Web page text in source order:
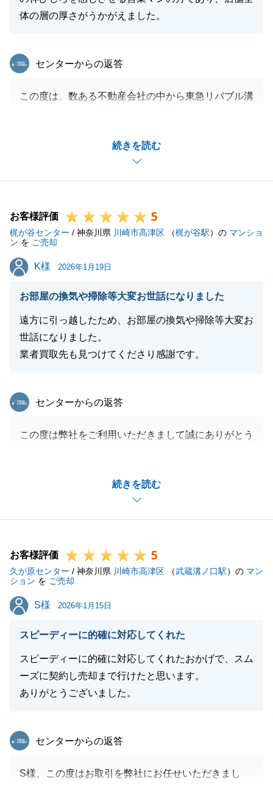
体の層の厚さがうかがえました。
続きを読む
東急リバブル
センターからの返答
この度は、数ある不動産会社の中から東急リバブル溝
心より感謝申し上げます。
「経験の少なさを熱意でカバーしていた」とのお言
葉、私自身にとって何よりの励みとなります。お客様
きることは何かを常に考え、がむしゃらに取り組んで
まいりました。その想いをご売却成立という形でお返
しできたこと、そして無事にお引越しを迎えられたこ
とを大変嬉しく思っております。
をお寄せいただいたことも、センターメンバー全員の
大きな自信となりました。
不動産仲介は、担当者の情熱はもちろん、店舗全体の
バックアップ体制が不可欠です。お客様に「層の厚
ております。
よう、これからも一歩ずつ研鑽を積み、より多くのお
今後とも、不動産のことに限らず何かお困りごとがご
立ち寄りください。
ます。
お客様評価 5
梶が谷センター / 神奈川県 川崎市高津区 （梶が谷駅）の マンショ
ン を ご売却
K様
K様 2026年1月19日
お部屋の換気や掃除等大変お世話になりました
遠方に引っ越したため、お部屋の換気や掃除等大変お
世話になりました。
業者買取先も見つけてくださり感謝です。
続きを読む
東急リバブル
センターからの返答
この度は弊社をご利用いただきまして誠にありがとう
嬉しく思っています。
これからも、不動産に関するご質問などございました
らお気軽にご相談をいただけますと幸いです。
お客様評価 5
久が原センター / 神奈川県 川崎市高津区 （武蔵溝ノ口駅）の マン
ション を ご売却
S様
S様 2026年1月15日
スピーディーに的確に対応してくれた
スピーディーに的確に対応してくれたおかげで、スム
ーズに契約し売却まで行けたと思います。
ありがとうございました。
東急リバブル
センターからの返答
S様、この度はお取引を弊社にお任せいただきまし